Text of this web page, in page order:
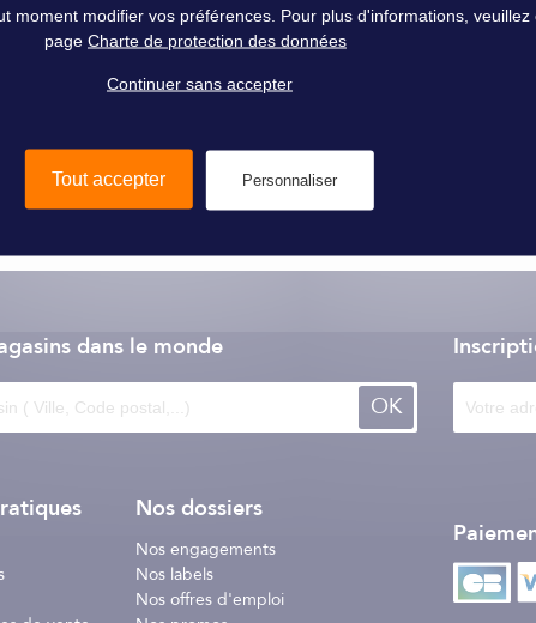
29,90 €
dans le monde
OK
Nos dossiers
Nos engagements
Nos labels
Nos offres d'emploi
moment modifier vos préférences. Pour plus d'informations, veuillez
page Charte de protection des données
Continuer sans accepter
Tout accepter Personnaliser